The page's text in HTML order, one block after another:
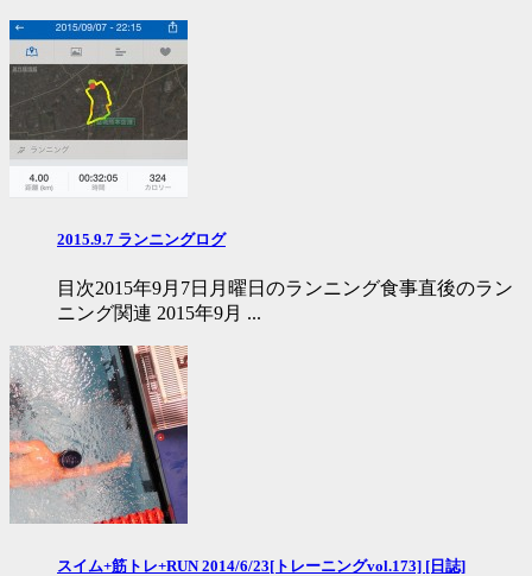
2015.9.7 ランニングログ
目次2015年9月7日月曜日のランニング食事直後のラン
ニング関連 2015年9月 ...
スイム+筋トレ+RUN 2014/6/23[トレーニングvol.173] [日誌]